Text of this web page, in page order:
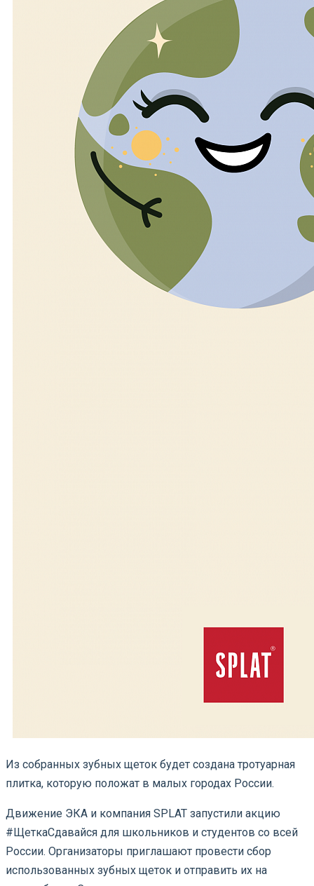
Из собранных зубных щеток будет создана тротуарная
плитка, которую положат в малых городах России.
Движение ЭКА и компания SPLAT запустили акцию
#ЩеткаСдавайся для школьников и студентов со всей
России. Организаторы приглашают провести сбор
использованных зубных щеток и отправить их на